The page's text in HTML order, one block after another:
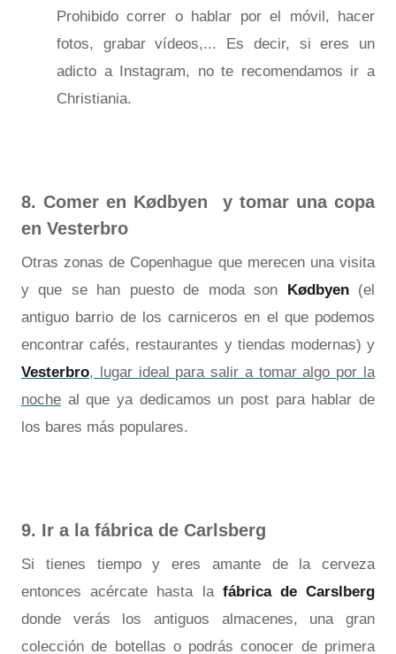
Prohibido correr o hablar por el móvil, hacer
fotos, grabar vídeos,... Es decir, si eres un
adicto a Instagram, no te recomendamos ir a
Christiania.
8. Comer en Kødbyen y tomar una copa
en Vesterbro
Otras zonas de Copenhague que merecen una visita
y que se han puesto de moda son Kødbyen (el
antiguo barrio de los carniceros en el que podemos
encontrar cafés, restaurantes y tiendas modernas) y
Vesterbro, lugar ideal para salir a tomar algo por la
noche al que ya dedicamos un post para hablar de
los bares más populares.
9. Ir a la fábrica de Carlsberg
Si tienes tiempo y eres amante de la cerveza
entonces acércate hasta la fábrica de Carslberg
donde verás los antiguos almacenes, una gran
colección de botellas o podrás conocer de primera